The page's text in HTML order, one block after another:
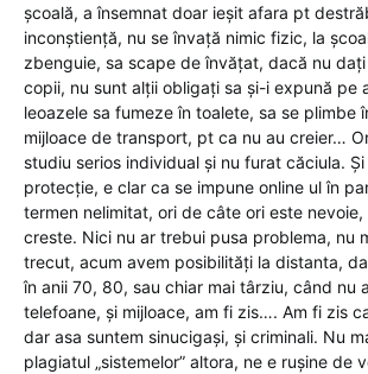
școală, a însemnat doar ieșit afara pt
inconștiență, nu se învață nimic fizic, la
zbenguie, sa scape de învățat, dacă nu
copii, nu sunt alții obligați sa și-i expună pe
leoazele sa fumeze în toalete, sa se plimbe
mijloace de transport, pt ca nu au creier…
studiu serios individual și nu furat căciula. Și
protecție, e clar ca se impune online ul în
termen nelimitat, ori de câte ori este
creste. Nici nu ar trebui pusa problema, nu
trecut, acum avem posibilități la distanta,
în anii 70, 80, sau chiar mai târziu, când nu
telefoane, și mijloace, am fi zis…. Am fi zis
dar asa suntem sinucigași, și criminali. Nu
plagiatul „sistemelor” altora, ne e rușine de